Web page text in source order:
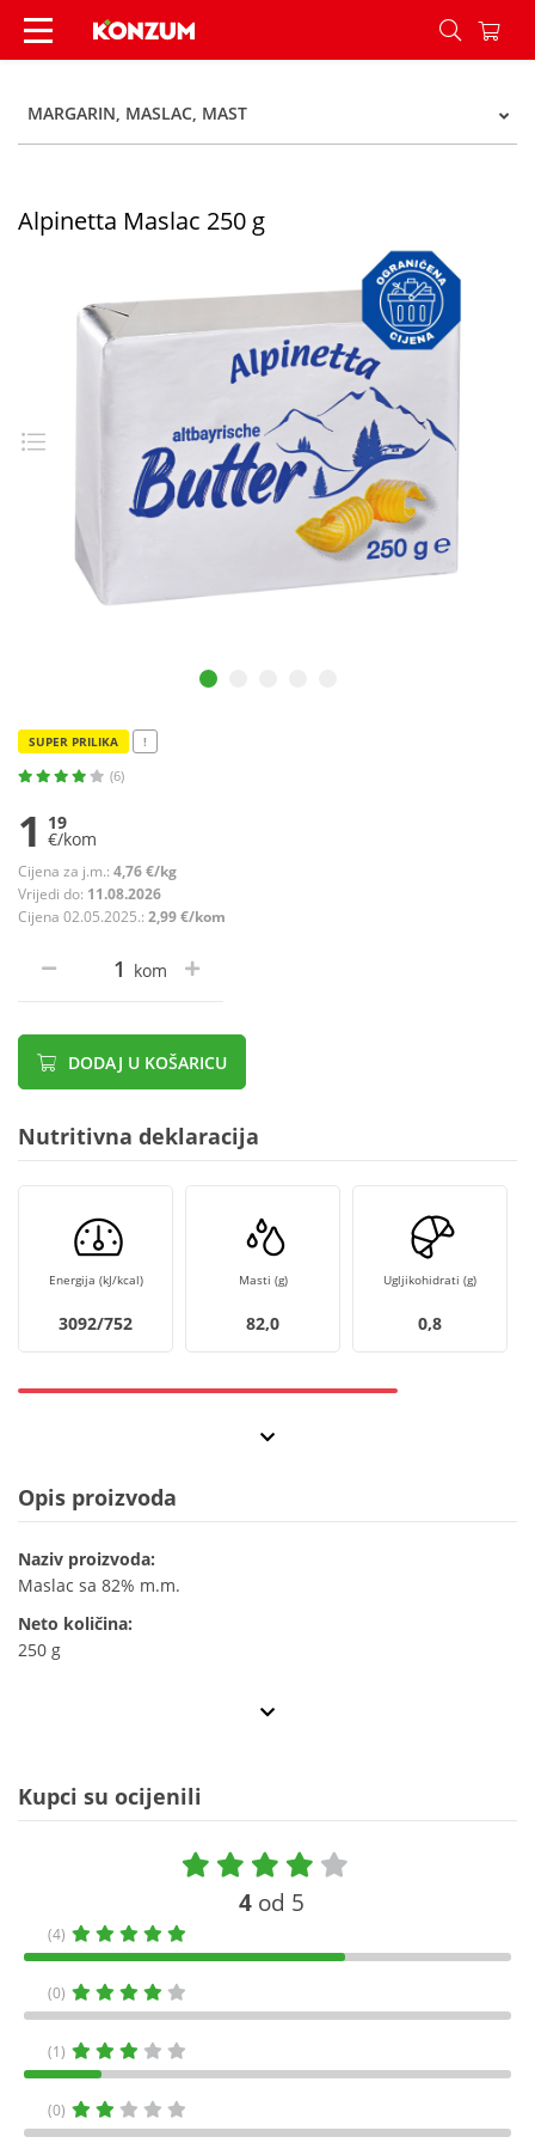
Alpinetta Maslac 250 g - Konzum
MARGARIN, MASLAC, MAST
Alpinetta Maslac 250 g
SUPER PRILIKA !
(6)
1 19
€/kom
Cijena za j.m.: 4,76 €/kg
Vrijedi do: 11.08.2026
Cijena 02.05.2025.: 2,99 €/kom
kom
DODAJ U KOŠARICU
Nutritivna deklaracija
Energija (kJ/kcal)
3092/752
Masti (g)
82,0
Ugljikohidrati (g)
0,8
Opis proizvoda
Naziv proizvoda:
Maslac sa 82% m.m.
Neto količina:
250 g
Kupci su ocijenili
4 od 5
(4)
(0)
(1)
(0)